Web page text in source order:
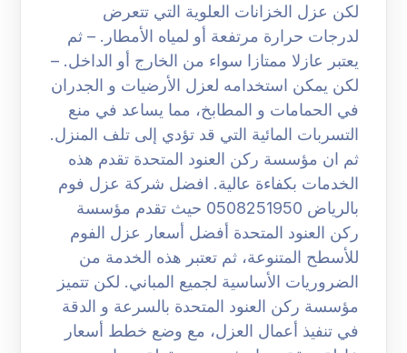
لكن عزل الخزانات العلوية التي تتعرض
لدرجات حرارة مرتفعة أو لمياه الأمطار. – ثم
يعتبر عازلا ممتازا سواء من الخارج أو الداخل. –
لكن يمكن استخدامه لعزل الأرضيات و الجدران
في الحمامات و المطابخ، مما يساعد في منع
التسربات المائية التي قد تؤدي إلى تلف المنزل.
ثم ان مؤسسة ركن العنود المتحدة تقدم هذه
الخدمات بكفاءة عالية. افضل شركة عزل فوم
بالرياض 0508251950 حيث تقدم مؤسسة
ركن العنود المتحدة أفضل أسعار عزل الفوم
للأسطح المتنوعة، ثم تعتبر هذه الخدمة من
الضروريات الأساسية لجميع المباني. لكن تتميز
مؤسسة ركن العنود المتحدة بالسرعة و الدقة
في تنفيذ أعمال العزل، مع وضع خطط أسعار